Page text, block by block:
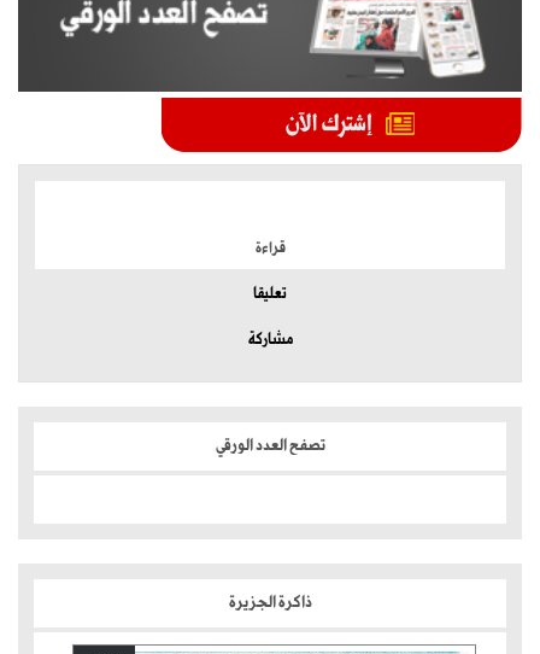
قراءة
تعليقا
مشاركة
تصفح العدد الورقي
ذاكرة الجزيرة